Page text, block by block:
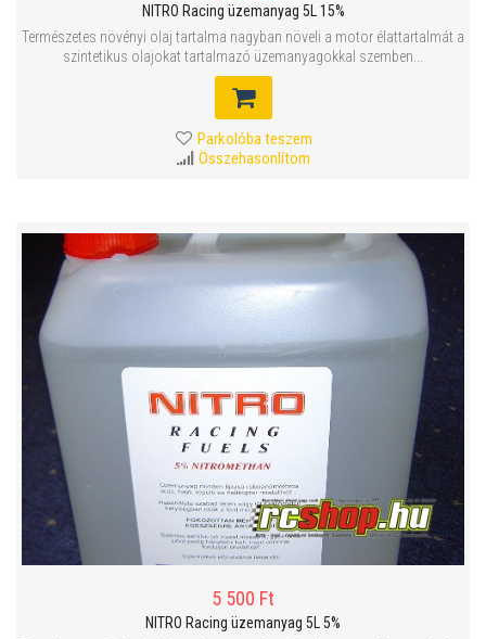
NITRO Racing üzemanyag 5L 15%
Természetes növényi olaj tartalma nagyban növeli a motor élattartalmát a
szintetikus olajokat tartalmazó üzemanyagokkal szemben...
Parkolóba teszem
Összehasonlítom
5 500 Ft
NITRO Racing üzemanyag 5L 5%